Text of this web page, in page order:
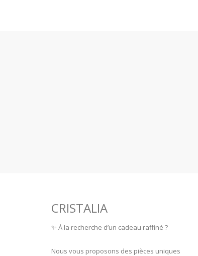
CRISTALIA
✨ À la recherche d’un cadeau raffiné ?
Nous vous proposons des pièces uniques